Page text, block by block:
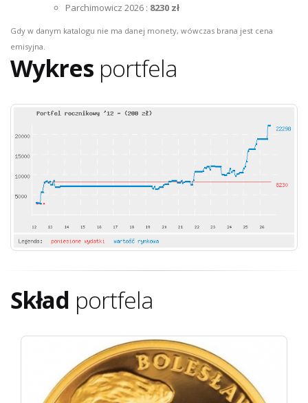
Parchimowicz 2026 : 8230 zł
Gdy w danym katalogu nie ma danej monety, wówczas brana jest cena
emisyjna.
Wykres portfela
Skład portfela